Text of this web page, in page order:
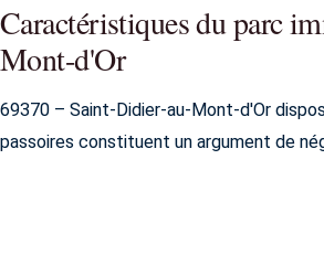
Caractéristiques du parc
Mont-d'Or
69370 – Saint-Didier-au-Mont-d'Or
passoires constituent un argument de